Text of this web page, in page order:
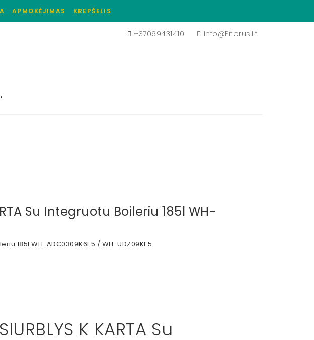
APMOKĖJIMAS KREPŠELIS
+37069431410 Info@fiterus.lt
Su Integruotu Boileriu 185l WH-
185l WH-ADC0309K6E5 / WH-UDZ09KE5
K KARTA Su